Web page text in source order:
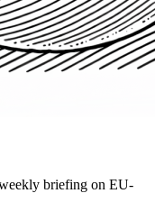
briefing on EU-